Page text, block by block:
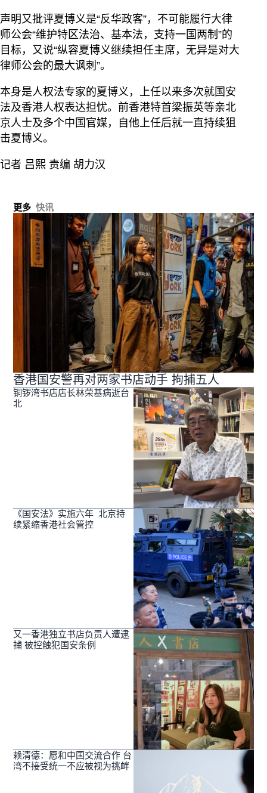
声明又批评夏博义是“反华政客”，不可能履行大律
师公会“维护特区法治、基本法，支持一国两制”的
目标，又说“纵容夏博义继续担任主席，无异是对大
律师公会的最大讽刺”。
本身是人权法专家的夏博义，上任以来多次就国安
法及香港人权表达担忧。前香港特首梁振英等亲北
京人士及多个中国官媒，自他上任后就一直持续狙
击夏博义。
记者 吕熙 责编 胡力汉
更多 快讯
香港国安警再对两家书店动手 拘捕五人
铜锣湾书店店长林荣基病逝台
北
《国安法》实施六年 北京持
续紧缩香港社会管控
又一香港独立书店负责人遭逮
捕 被控触犯国安条例
赖清德：愿和中国交流合作 台
湾不接受统一不应被视为挑衅